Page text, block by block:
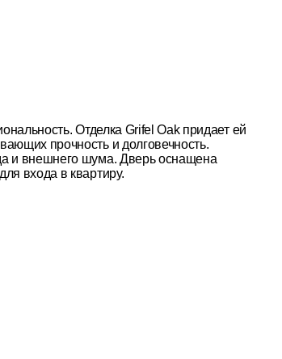
Отделка Grifel Oak придает ей
прочность и долговечность.
и внешнего шума. Дверь оснащена
входа в квартиру.